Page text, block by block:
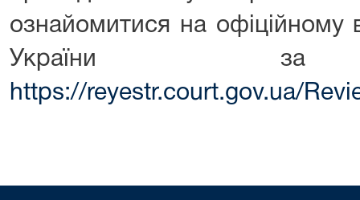
ознайомитися на офіційному
України за
https://reyestr.court.gov.ua/